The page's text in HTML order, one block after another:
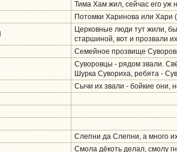
Тима Хам жил, сейчас его уж
Потомки Харинова или Хари
Церковные люди тут жили,
старшиной, вот и прозвали
Семейное прозвище
Суворовцы - рядом звали.
Шурка Сувориха, ребята -
Сычи их звали - бойкие они,
Слепни да Слепни, а много
Смола дёкоть делал, смолу